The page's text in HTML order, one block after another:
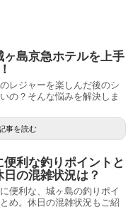
島京急ホテルを上手
レジャーを楽しんだ後のシ
の？そんな悩みを解決しま
事を読む
利な釣りポイントと
の混雑状況は？
便利な、城ヶ島の釣りポイ
め。休日の混雑状況もご紹